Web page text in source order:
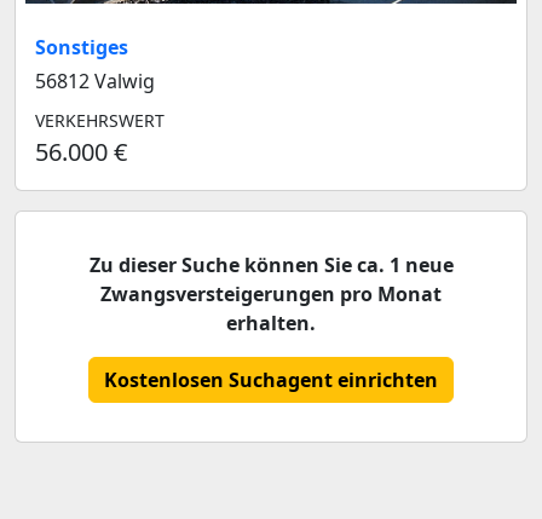
Sonstiges
56812 Valwig
VERKEHRSWERT
56.000 €
Zu dieser Suche können Sie ca. 1 neue
Zwangsversteigerungen pro Monat
erhalten.
Kostenlosen Suchagent einrichten